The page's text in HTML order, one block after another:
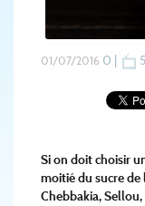
01/07/2016 0 |
Si on doit choisir
moitié du sucre de
Chebbakia,